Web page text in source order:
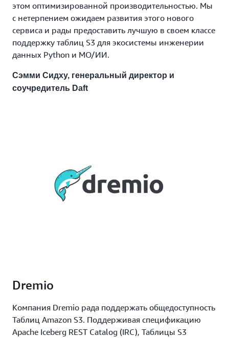
этом оптимизированной производительностью. Мы
с нетерпением ожидаем развития этого нового
сервиса и рады предоставить лучшую в своем классе
поддержку таблиц S3 для экосистемы инженерии
данных Python и МО/ИИ.
Сэмми Сидху, генеральный директор и
соучредитель Daft
Dremio
Компания Dremio рада поддержать общедоступность
Таблиц Amazon S3. Поддерживая спецификацию
Apache Iceberg REST Catalog (IRC), Таблицы S3